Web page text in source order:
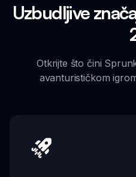
Uzbudljive
Otkrijte što čini
avanturističkom